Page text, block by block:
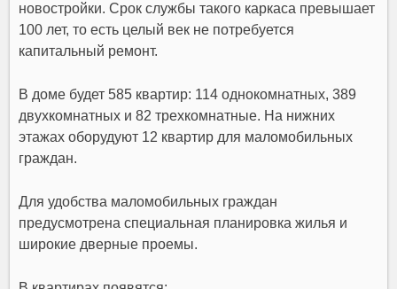
новостройки. Срок службы такого каркаса превышает
100 лет, то есть целый век не потребуется
капитальный ремонт.
В доме будет 585 квартир: 114 однокомнатных, 389
двухкомнатных и 82 трехкомнатные. На нижних
этажах оборудуют 12 квартир для маломобильных
граждан.
Для удобства маломобильных граждан
предусмотрена специальная планировкажилья и
широкие дверные проемы.